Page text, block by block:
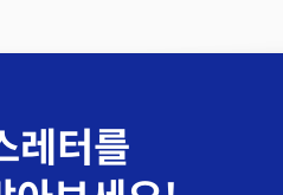
레터를